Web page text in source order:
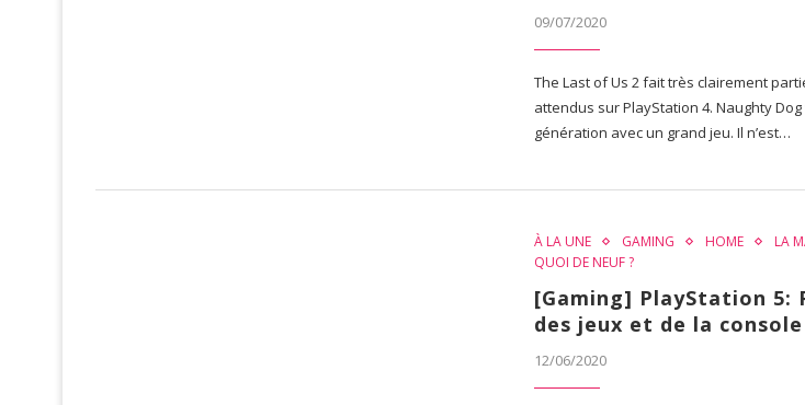
09/07/2020
The Last of Us 2 fait très clairement
attendus sur PlayStation 4. Naughty
génération avec un grand jeu. Il n’est…
À LA UNE GAMING HOME
LA
QUOI DE NEUF ?
[Gaming] PlayStation 5:
des jeux et de la console
12/06/2020